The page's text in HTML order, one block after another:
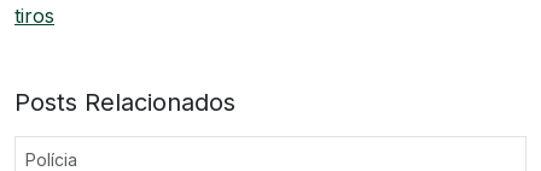
tiros
Posts Relacionados
Polícia